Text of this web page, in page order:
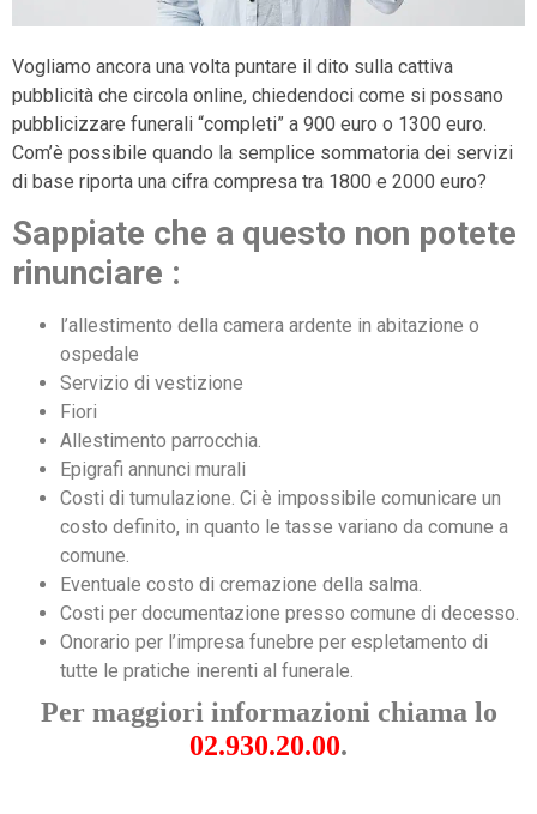
Vogliamo ancora una volta puntare il dito sulla cattiva
pubblicità che circola online, chiedendoci come si possano
pubblicizzare funerali “completi” a 900 euro o 1300 euro.
Com’è possibile quando la semplice sommatoria dei servizi
di base riporta una cifra compresa tra 1800 e 2000 euro?
Sappiate che a questo non potete
rinunciare :
l’allestimento della camera ardente in abitazione o
ospedale
Servizio di vestizione
Fiori
Allestimento parrocchia.
Epigrafi annunci murali
Costi di tumulazione. Ci è impossibile comunicare un
costo definito, in quanto le tasse variano da comune a
comune.
Eventuale costo di cremazione della salma.
Costi per documentazione presso comune di decesso.
Onorario per l’impresa funebre per espletamento di
tutte le pratiche inerenti al funerale.
Per maggiori informazioni chiama lo
02.930.20.00.